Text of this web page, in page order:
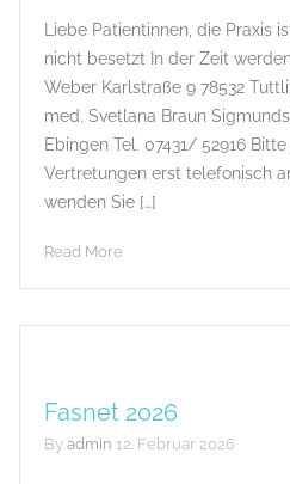
Liebe Patientinnen, die Praxis
nicht besetzt In der Zeit
Weber Karlstraße 9 78532
med. Svetlana Braun
Ebingen Tel. 07431/ 52916
Vertretungen erst telefonisch
wenden Sie […]
Read More
Fasnet 2026
By admin 12. Februar 2026